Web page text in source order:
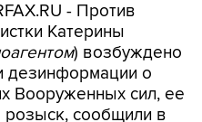
- Против
Катерины
) возбуждено
дезинформации о
Вооруженных сил, ее
розыск, сообщили в